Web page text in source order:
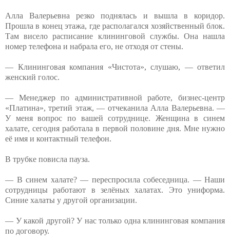
Алла Валерьевна резко поднялась и вышла в коридор.
Прошла в конец этажа, где располагался хозяйственный блок.
Там висело расписание клининговой службы. Она нашла
номер телефона и набрала его, не отходя от стены.
— Клининговая компания «Чистота», слушаю, — ответил
женский голос.
— Менеджер по административной работе, бизнес-центр
«Платина», третий этаж, — отчеканила Алла Валерьевна. —
У меня вопрос по вашей сотруднице. Женщина в синем
халате, сегодня работала в первой половине дня. Мне нужно
её имя и контактный телефон.
В трубке повисла пауза.
— В синем халате? — переспросила собеседница. — Наши
сотрудницы работают в зелёных халатах. Это униформа.
Синие халаты у другой организации.
— У какой другой? У нас только одна клининговая компания
по договору.